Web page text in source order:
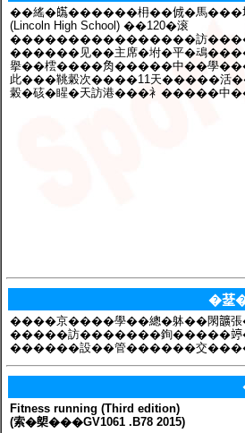
��䌊�𤾸������枏��𠉛�馬
(Lincoln High School) ��120�滚
����������������訪
������见��主席�坿�平�䲰
擧��橒����𧢲�����中��學
此���鞉糓次����11天�����活
糓�硋�睲�天訪港���衤�����中
����京����學��總�躰��閖
�����訪�������銁
������設��管������交
Fitness running (Third edition)
(索�㮾���GV1061 .B78 2015)